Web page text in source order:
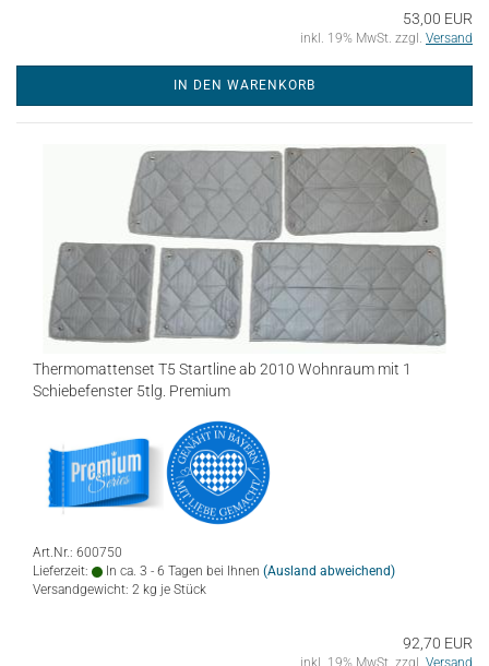
53,00 EUR
inkl. 19% MwSt. zzgl. Versand
IN DEN WARENKORB
Thermomattenset T5 Startline ab 2010 Wohnraum mit 1
Schiebefenster 5tlg. Premium
Art.Nr.: 600750
Lieferzeit:
In ca. 3 - 6 Tagen bei Ihnen (Ausland abweichend)
Versandgewicht: 2 kg je Stück
92,70 EUR
inkl. 19% MwSt. zzgl. Versand